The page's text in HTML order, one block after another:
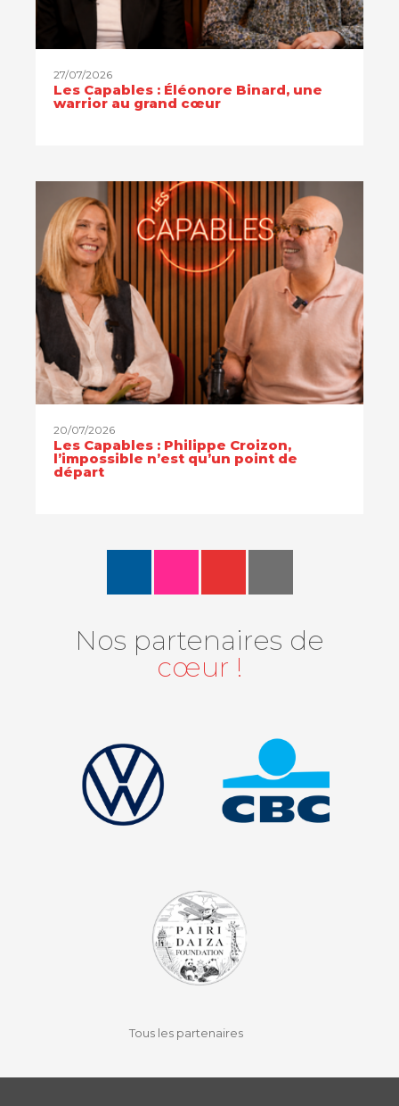
27/07/2026
Les Capables : Éléonore Binard, une
warrior au grand cœur
20/07/2026
Les Capables : Philippe Croizon,
l’impossible n’est qu’un point de
départ
Nos partenaires de
cœur !
Tous les partenaires